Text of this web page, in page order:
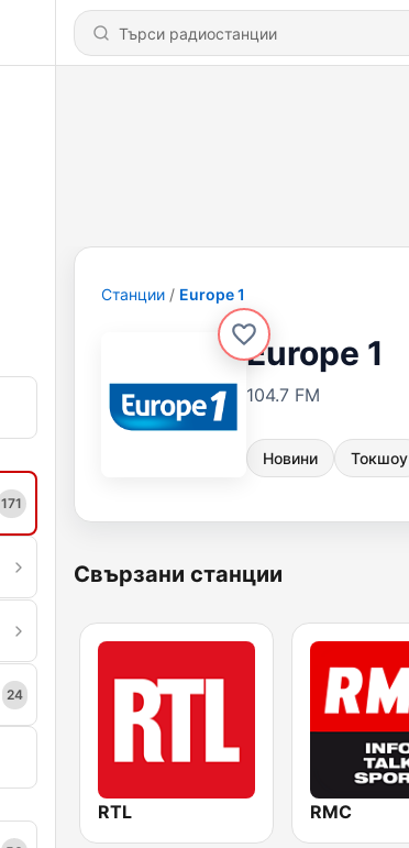
171
24
Станции Europe 1
Europe 1
104.7 FM
Новини Токшоу
Свързани станции
RTL RMC